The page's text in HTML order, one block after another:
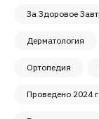
За Здоровое
Дерматология
Ортопедия
Проведено 2024 г.